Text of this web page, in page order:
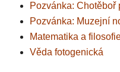
Pozvánka: Chotěboř
Pozvánka: Muzejní
Matematika a
Věda fotogenická